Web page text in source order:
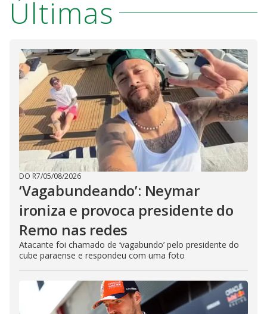
Últimas
DO R7/05/08/2026
‘Vagabundeando’: Neymar
ironiza e provoca presidente do
Remo nas redes
Atacante foi chamado de ‘vagabundo’ pelo presidente do
cube paraense e respondeu com uma foto